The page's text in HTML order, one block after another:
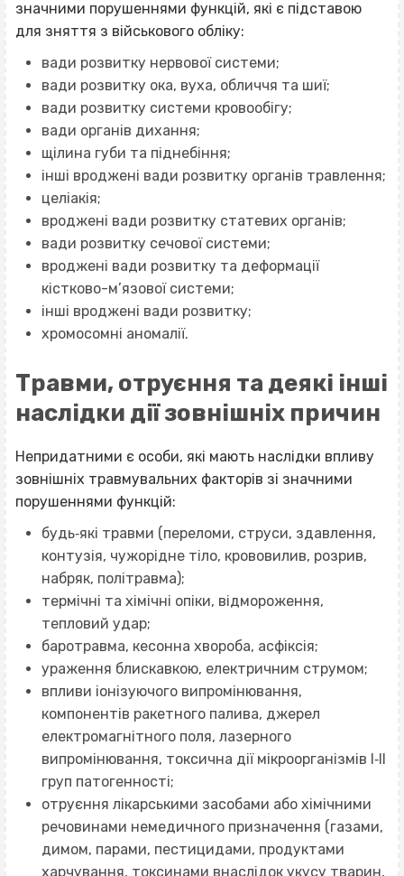
значними порушеннями функцій, які є підставою
для зняття з військового обліку:
вади розвитку нервової системи;
вади розвитку ока, вуха, обличчя та шиї;
вади розвитку системи кровообігу;
вади органів дихання;
щілина губи та піднебіння;
інші вроджені вади розвитку органів травлення;
целіакія;
вроджені вади розвитку статевих органів;
вади розвитку сечової системи;
вроджені вади розвитку та деформації
кістково-м’язової системи;
інші вроджені вади розвитку;
хромосомні аномалії.
Травми, отруєння та деякі інші
наслідки дії зовнішніх причин
Непридатними є особи, які мають наслідки впливу
зовнішніх травмувальних факторів зі значними
порушеннями функцій:
будь‐які травми (переломи, струси, здавлення,
контузія, чужорідне тіло, крововилив, розрив,
набряк, політравма);
термічні та хімічні опіки, відмороження,
тепловий удар;
баротравма, кесонна хвороба, асфіксія;
ураження блискавкою, електричним струмом;
впливи іонізуючого випромінювання,
компонентів ракетного палива, джерел
електромагнітного поля, лазерного
випромінювання, токсична дії мікроорганізмів I‐II
груп патогенності;
отруєння лікарськими засобами або хімічними
речовинами немедичного призначення (газами,
димом, парами, пестицидами, продуктами
харчування, токсинами внаслідок укусу тварин,